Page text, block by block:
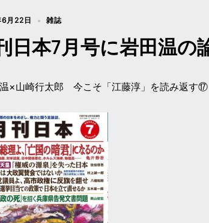
月22日 雑誌
日本7月号に岩田温の
×山崎行太郎 今こそ「江藤淳」を読み返す⑰